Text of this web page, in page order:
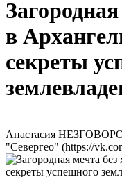
в
секреты
Анастасия
"Севергео" (https://